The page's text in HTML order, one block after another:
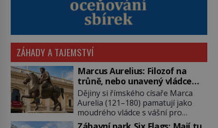
ZÁHADY A TAJEMSTVÍ
Marcus Aurelius: Filozof na
trůně, nebo unavený vládce
závislý na opiu?
Dějiny si římského císaře Marca
Aurelia (121–180) pamatují jako
moudrého vládce s vášní pro
filozofii, byť musíme tuto moudrost